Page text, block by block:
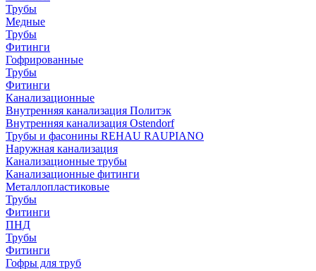
Трубы
Медные
Трубы
Фитинги
Гофрированные
Трубы
Фитинги
Канализационные
Внутренняя канализация Политэк
Внутренняя канализация Ostendorf
Трубы и фасонины REHAU RAUPIANO
Наружная канализация
Канализационные трубы
Канализационные фитинги
Металлопластиковые
Трубы
Фитинги
ПНД
Трубы
Фитинги
Гофры для труб